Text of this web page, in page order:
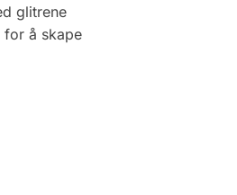
glitrene
å skape